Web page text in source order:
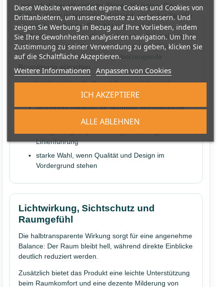
und wohnlicher als einfache Plissee-Varianten. Die
Exklusiv-Serie ist besonders passend, wenn das Fenster
ein sichtbarer Teil der Einrichtung ist und die
Stoffwirkung bewusst edler erscheinen soll. Damit eignet
sich dieses Produkt für Kunden, die nicht nur Sichtschutz
kaufen, sondern eine langfristig überzeugende
Raumlösung wünschen.
hochwertigere Stoff- und Fensterwirkung als
einfache Standardlösungen
besonders geeignet für sichtbare Wohnbereiche
und anspruchsvolle Einrichtungen
Linienführung
starke Wahl, wenn Qualität und Design im
Vordergrund stehen
Lichtwirkung, Sichtschutz und
Raumgefühl
Die halbtransparente Wirkung sorgt für eine angenehme
Balance: Der Raum bleibt hell, während direkte Einblicke
deutlich reduziert werden.
Zusätzlich bietet das Produkt eine leichte Unterstützung
beim Raumkomfort und eine dezente Milderung von
Diese Website verwendet eigene Cookies und Cookies von
Drittanbietern, um unsereDienste zu verbessern. Und
zeigen Sie Werbung in Bezug auf Ihre Vorlieben, indem
Sie Ihre Gewohnheiten analysieren navigation. Um Ihre
Zustimmung zu seiner Verwendung zu geben, klicken Sie
auf die Schaltfläche Akzeptieren.
Weitere Informationen Anpassen von Cookies
ALLE ABLEHNEN
ICH AKZEPTIERE